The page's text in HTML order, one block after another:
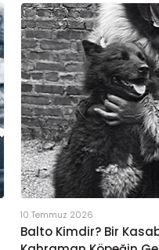
10 Temmuz 2026
Balto Kimdir? Bir